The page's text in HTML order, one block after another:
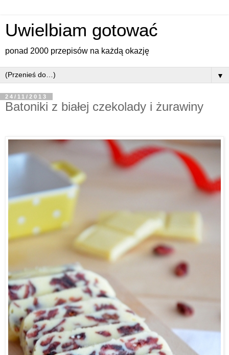
Uwielbiam gotować
ponad 2000 przepisów na każdą okazję
▼
24/11/2013
Batoniki z białej czekolady i żurawiny